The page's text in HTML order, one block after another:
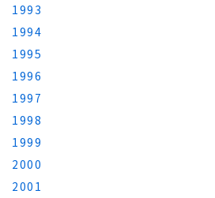
1993
1994
1995
1996
1997
1998
1999
2000
2001